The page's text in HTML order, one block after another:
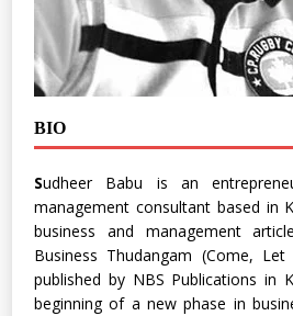
BIO
Sudheer Babu is an
management consultant based in
business and management
Business Thudangam (Come,
published by NBS Publications in
beginning of a new phase in